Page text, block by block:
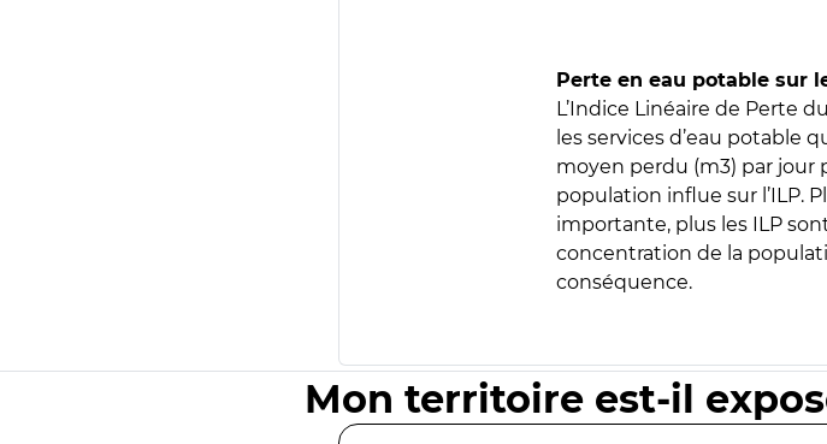
Perte en eau potable sur
L’Indice Linéaire de Perte
les services d’eau potable
moyen perdu (m3) par jour
population influe sur l’ILP.
importante, plus les ILP
concentration de la
conséquence.
Mon territoire est-il